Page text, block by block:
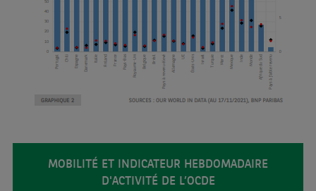
MOBILITÉ ET INDICATEUR HEBDOMADAIRE
D'ACTIVITÉ DE L’OCDE